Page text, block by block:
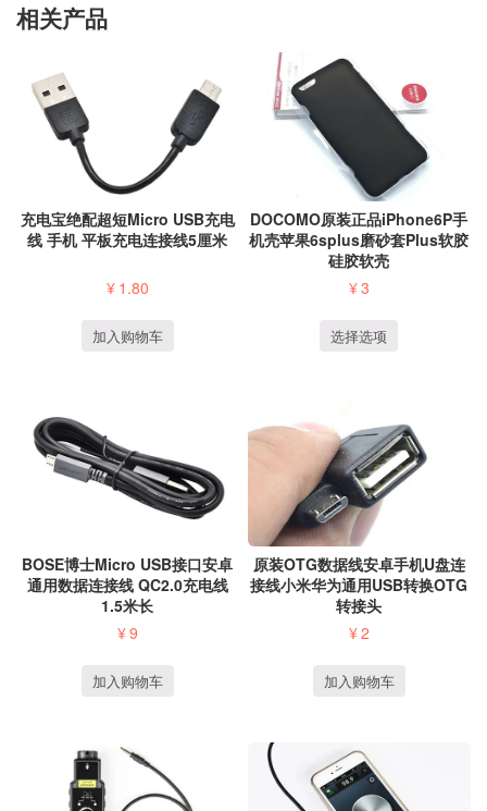
相关产品
充电宝绝配超短Micro USB充电
线 手机 平板充电连接线5厘米
¥ 1.80
加入购物车
DOCOMO原装正品iPhone6P手
机壳苹果6splus磨砂套Plus软胶
硅胶软壳
¥3
选择选项
BOSE博士Micro USB接口安卓
通用数据连接线 QC2.0充电线
1.5米长
¥9
加入购物车
原装OTG数据线安卓手机U盘连
接线小米华为通用USB转换OTG
转接头
¥2
加入购物车